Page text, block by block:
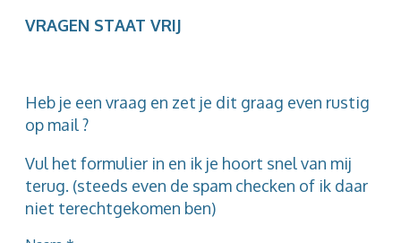
VRAGEN STAAT VRIJ
Heb je een vraag en zet je dit graag even rustig
op mail ?
Vul het formulier in en ik je hoort snel van mij
terug. (steeds even de spam checken of ik daar
niet terechtgekomen ben)